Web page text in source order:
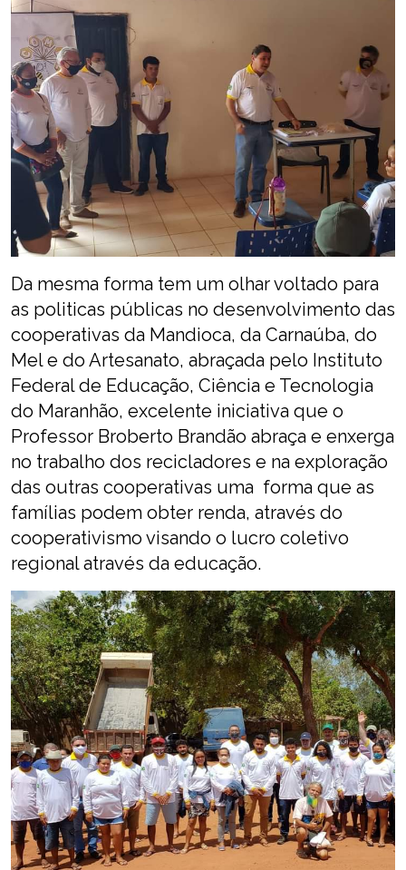
Da mesma forma tem um olhar voltado para
as politicas públicas no desenvolvimento das
cooperativas da Mandioca, da Carnaúba, do
Mel e do Artesanato, abraçada pelo Instituto
Federal de Educação, Ciência e Tecnologia
do Maranhão, excelente iniciativa que o
Professor Broberto Brandão abraça e enxerga
no trabalho dos recicladores e na exploração
das outras cooperativas uma forma que as
famílias podem obter renda, através do
cooperativismo visando o lucro coletivo
regional através da educação.